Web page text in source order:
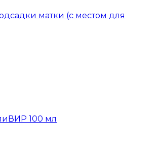
матки (с местом для